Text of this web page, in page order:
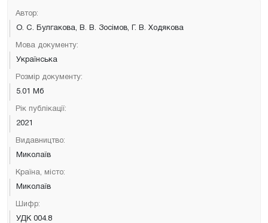
Автор:
О. С. Булгакова, В. В. Зосімов, Г. В. Ходякова
Мова документу:
Українська
Розмір документу:
5.01 Мб
Рік публікації:
2021
Видавництво:
Миколаїв
Країна, місто:
Миколаїв
Шифр:
УДК 004.8